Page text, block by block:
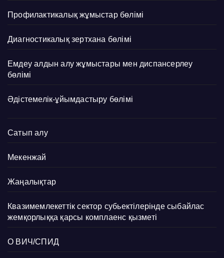
Профилактикалық жұмыстар бөлімі
Диагностикалық зертхана бөлімі
Емдеу алдын алу жұмыстары мен диспансерлеу
бөлімі
Әдістемелік-ұйымдастыру бөлімі
Сатып алу
Мекенжай
Жаңалықтар
Квазимемлекеттік сектор субьектілерінде сыбайлас
жемқорлыққа қарсы комплаенс қызметі
О ВИЧ/СПИД